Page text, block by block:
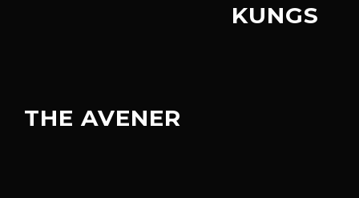
KUNGS
THE AVENER